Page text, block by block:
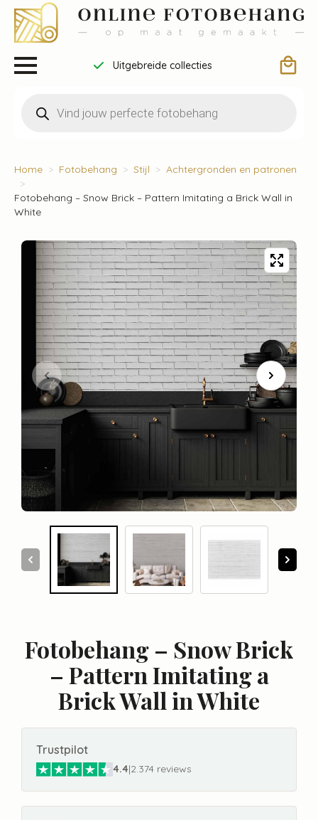
Uitgebreide collecties
zoeken
Home Fotobehang Stijl Achtergronden en patronen
Fotobehang – Snow Brick – Pattern Imitating a Brick Wall in
White
Fotobehang – Snow Brick
– Pattern Imitating a
Brick Wall in White
Trustpilot
4.4|2.374 reviews